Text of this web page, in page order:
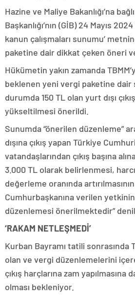
Hazine ve Maliye Bakanlığı’na
Başkanlığı’nın (GİB) 24 Mayıs
kanun çalışmaları sunumu’
paketine dair dikkat çeken öneri
Hükümetin yakın zamanda
beklenen yeni vergi paketine
durumda 150 TL olan yurt dışı
yükseltilmesi önerildi.
Sunumda “önerilen düzenleme”
dışına çıkış yapan Türkiye
vatandaşlarından çıkış başına
3.000 TL olarak belirlenmesi,
değerleme oranında
Cumhurbaşkanına verilen
düzenlemesi önerilmektedir”
‘RAKAM NETLEŞMEDİ’
Kurban Bayramı tatili sonrasında
olan ve vergi düzenlemelerini
çıkış harçlarına zam yapılmasına
olması bekleniyor.